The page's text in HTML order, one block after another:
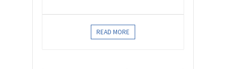
READ MORE